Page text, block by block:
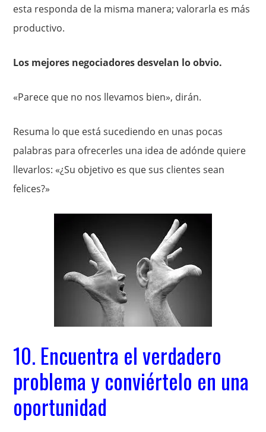
esta responda de la misma manera; valorarla es más
productivo.
Los mejores negociadores desvelan lo obvio.
«Parece que no nos llevamos bien», dirán.
Resuma lo que está sucediendo en unas pocas
palabras para ofrecerles una idea de adónde quiere
llevarlos: «¿Su objetivo es que sus clientes sean
felices?»
10. Encuentra el verdadero
problema y conviértelo en una
oportunidad